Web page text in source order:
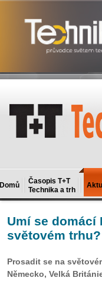
Domů
Časopis T+T
Technika a trh
Umíse domácí
světovém trhu?
Prosadit se na
Německo, Velká